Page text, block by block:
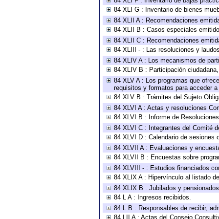
84 XLI G : Inventario de bienes
84 XLII A : Recomendaciones
84 XLII B : Casos especiales
84 XLII C : Recomendaciones
84 XLIII - : Las resoluciones y
84 XLIV A : Los mecanismos de
84 XLIV B : Participación
84 XLV A : Los programas que
requisitos y formatos para acceder
84 XLV B : Trámites del Sujeto
84 XLVI A : Actas y resoluciones
84 XLVI B : Informe de
84 XLVI C : Integrantes del Comité
84 XLVI D : Calendario de sesiones
84 XLVII A : Evaluaciones y
84 XLVII B : Encuestas sobre
84 XLVIII - : Estudios financiados
84 XLIX A : Hipervínculo al listado
84 XLIX B : Jubilados y
84 L A : Ingresos recibidos.
84 L B : Responsables de recibir,
84 LII A : Actas del Consejo